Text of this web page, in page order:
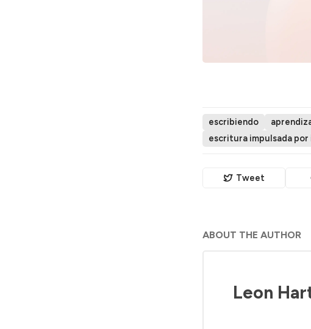
escribiendo
escritura impulsada
Tweet
ABOUT THE AUTHOR
Leon